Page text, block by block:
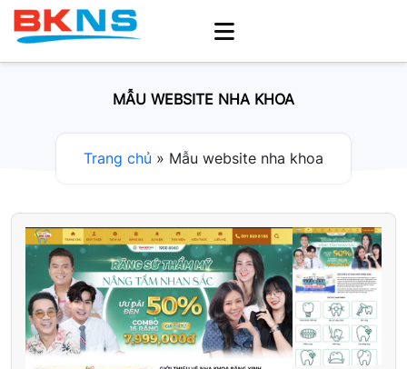
MẪU WEBSITE NHA KHOA
Trang chủ » Mẫu website nha khoa